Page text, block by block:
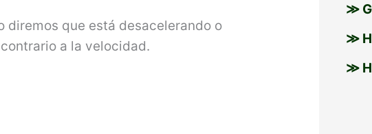
dire­mos que está desacelerando o
a la velocidad.
≫
≫
≫